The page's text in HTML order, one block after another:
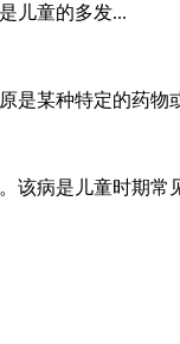
儿童的多发...
是某种特定的药物
该病是儿童时期常